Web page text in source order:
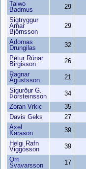
Taiwo
Badmus
29
Sigtryggur
Arnar
Björnsson
29
Adomas
Drungilas
32
Pétur Rúnar
Birgisson
26
Ragnar
Ágústsson
21
Sigurður G.
Þorsteinsson
34
Zoran Vrkic
35
Davis Geks
27
Axel
Kárason
39
Helgi Rafn
Viggósson
39
Orri
Svavarsson
17